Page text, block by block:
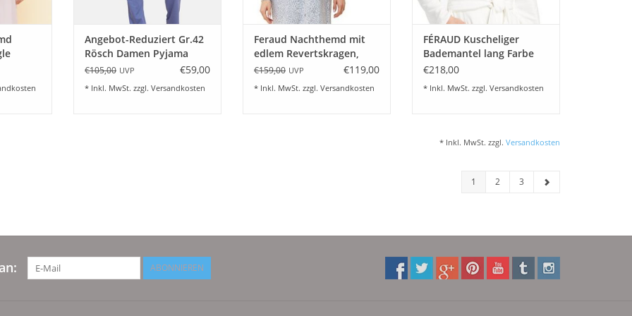
-
Angebot-Reduziert Gr.42
Rösch Damen Pyjama
Lang OT gemustert
Demin
€105,00 UVP €59,00
* Inkl. MwSt. zzgl. Versandkosten
Feraud Nachthemd mit
edlem Revertskragen,
100% Baumwolle, Größe
€159,00 UVP €119,00
* Inkl. MwSt. zzgl. Versandkosten
FÉRAUD Kuscheliger
Bademantel lang Farbe
champagner 10044
€218,00
* Inkl. MwSt. zzgl. Versandkosten
* Inkl. MwSt. zzgl. Versandkosten
1 2 3
ABONNIEREN